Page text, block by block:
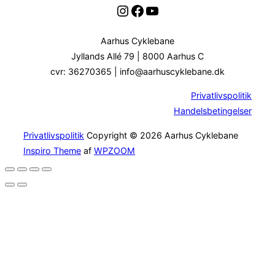
Instagram
Facebook
YouTube
Aarhus Cyklebane
Jyllands Allé 79 | 8000 Aarhus C
cvr: 36270365 | info@aarhuscyklebane.dk
Privatlivspolitik
Handelsbetingelser
Privatlivspolitik Copyright © 2026 Aarhus Cyklebane
Inspiro Theme af WPZOOM